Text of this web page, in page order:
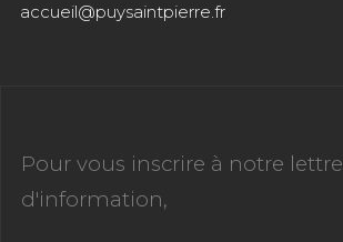
accueil@puysaintpierre.fr
Pour vous inscrire à notre lettre
d'information,